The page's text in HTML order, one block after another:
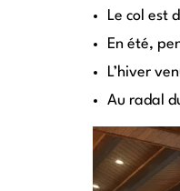
Le col est
En été,
L’hiver
Au radal